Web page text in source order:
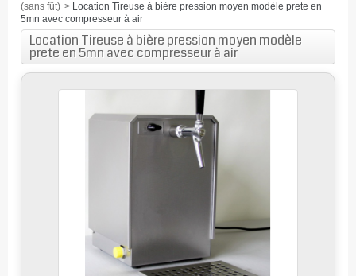
(sans fût) > Location Tireuse à bière pression moyen modèle prete en
5mn avec compresseur à air
Location Tireuse à bière pression moyen modèle
prete en 5mn avec compresseur à air